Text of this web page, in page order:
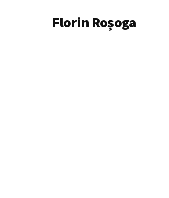
AdditionalFlorin Roșoga